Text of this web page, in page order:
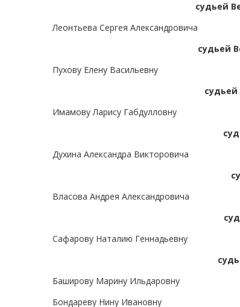
судьей
Леонтьева Сергея Александровича
судьей
Пухову Елену Васильевну
судьей
Имамову Ларису Габдулловну
Духина Александра Викторовича
Власова Андрея Александровича
Сафарову Наталию Геннадьевну
Баширову Марину Ильдаровну
Бондареву Нину Ивановну